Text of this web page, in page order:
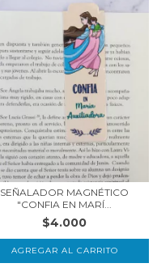
SEÑALADOR MAGNÉTICO
"CONFIA EN MARÍ...
$4.000